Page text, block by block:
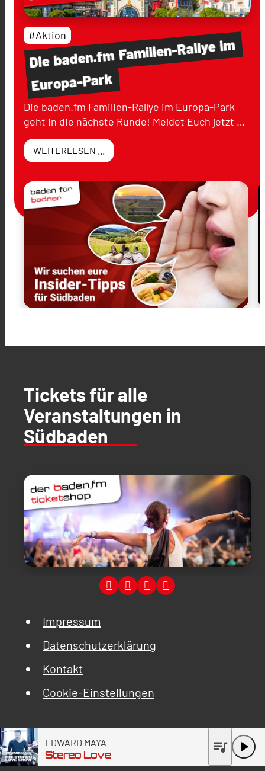
Diebaden.fmFamilien-Rallyeim
Europa-Park
#Aktion
Die baden.fm Familien-Rallye im Europa-Park
geht in die nächste Runde! Meldet Euch jetzt …
WEITERLESEN ...
Tickets für alle
Veranstaltungen in
Südbaden
Impressum
Datenschutzerklärung
Kontakt
Cookie-Einstellungen
EDWARD MAYA
Stereo Love play_arrow
queue_music